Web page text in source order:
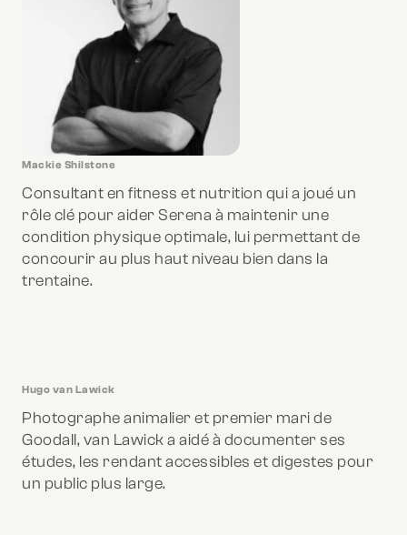
Mackie Shilstone
Consultant en fitness et nutrition qui a joué un
rôle clé pour aider Serena à maintenir une
condition physique optimale, lui permettant de
concourir au plus haut niveau bien dans la
trentaine.
Hugo van Lawick
Photographe animalier et premier mari de
Goodall, van Lawick a aidé à documenter ses
études, les rendant accessibles et digestes pour
un public plus large.